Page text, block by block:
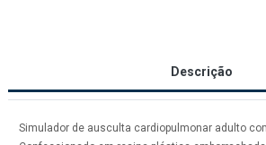
Descrição
Simulador de ausculta cardiopulmonar adulto